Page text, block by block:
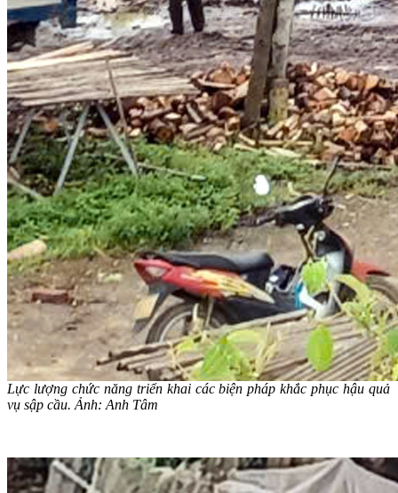
Lực lượng chức năng triển khai các biện pháp khắc phục hậu quả
vụ sập cầu. Ảnh: Anh Tâm